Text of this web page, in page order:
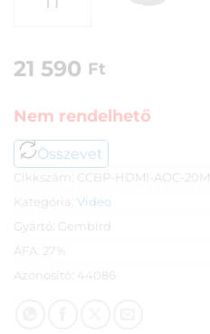
21 590 Ft
Nem rendelhető
Összevet
Cikkszám: CCBP-HDMI-AOC-20M
Kategória: Video
Gyártó: Gembird
ÁFA: 27%
Azonosító: 44086